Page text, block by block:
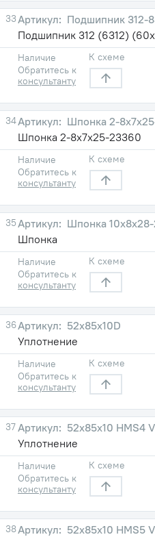
33
Подшипник 312-
Подшипник 312 (6312)
Наличие
Обратитесь к
консультанту
К схеме
34
Шпонка 2-
Шпонка 2-8х7х25-23360
Наличие
Обратитесь к
консультанту
К схеме
35
Шпонка
Шпонка
Наличие
Обратитесь к
консультанту
К схеме
36
52х85х10D
Уплотнение
Наличие
Обратитесь к
консультанту
К схеме
37
52х85х10 HMS4 V
Уплотнение
Наличие
Обратитесь к
консультанту
К схеме
38
52х85х10 HMS5 V